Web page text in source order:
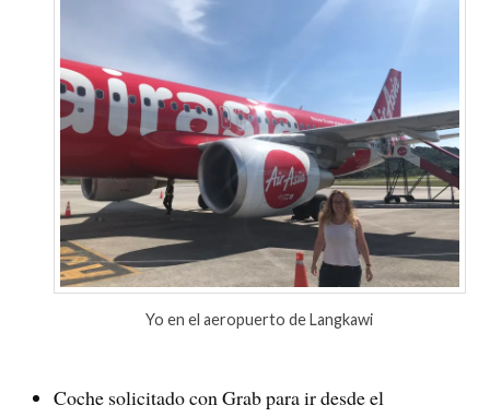
Yo en el aeropuerto de Langkawi
Coche solicitado con Grab para ir desde el